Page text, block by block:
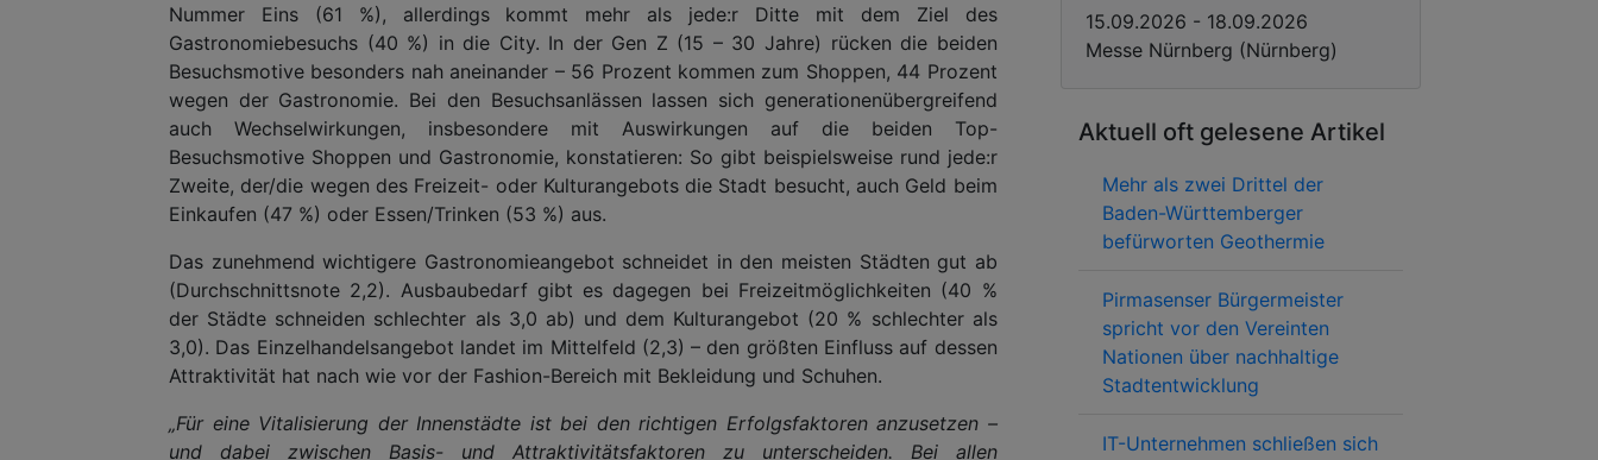
Nummer Eins (61 %), allerdings kommt mehr als jede:r Ditte mit dem Ziel des
Gastronomiebesuchs (40 %) in die City. In der Gen Z (15 – 30 Jahre) rücken die beiden
Besuchsmotive besonders nah aneinander – 56 Prozent kommen zum Shoppen, 44 Prozent
wegen der Gastronomie. Bei den Besuchsanlässen lassen sich generationenübergreifend
auch Wechselwirkungen, insbesondere mit Auswirkungen auf die beiden Top-
Besuchsmotive Shoppen und Gastronomie, konstatieren: So gibt beispielsweise rund jede:r
Zweite, der/die wegen des Freizeit- oder Kulturangebots die Stadt besucht, auch Geld beim
Einkaufen (47 %) oder Essen/Trinken (53 %) aus.
Das zunehmend wichtigere Gastronomieangebot schneidet in den meisten Städten gut ab
(Durchschnittsnote 2,2). Ausbaubedarf gibt es dagegen bei Freizeitmöglichkeiten (40 %
der Städte schneiden schlechter als 3,0 ab) und dem Kulturangebot (20 % schlechter als
3,0). Das Einzelhandelsangebot landet im Mittelfeld (2,3) – den größten Einfluss auf dessen
Attraktivität hat nach wie vor der Fashion-Bereich mit Bekleidung und Schuhen.
„Für eine Vitalisierung der Innenstädte ist bei den richtigen Erfolgsfaktoren anzusetzen –
und dabei zwischen Basis- und Attraktivitätsfaktoren zu unterscheiden. Bei allen
15.09.2026 - 18.09.2026
Messe Nürnberg (Nürnberg)
Aktuell oft gelesene Artikel
Mehr als zwei Drittel der
Baden-Württemberger
befürworten Geothermie
Pirmasenser Bürgermeister
spricht vor den Vereinten
Nationen über nachhaltige
Stadtentwicklung
IT-Unternehmen schließen sich